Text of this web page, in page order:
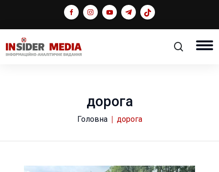
дорога
Головна дорога